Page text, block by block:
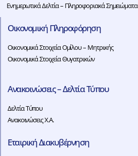
Ενημερωτικά Δελτία – Πληροφοριακά Σημειώματα
Οικονομική Πληροφόρηση
Οικονομικά Στοιχεία Ομίλου – Μητρικής
Οικονομικά Στοιχεία Θυγατρικών
Ανακοινώσεις – Δελτία Τύπου
Δελτία Τύπου
Ανακοινώσεις Χ.Α.
Εταιρική Διακυβέρνηση